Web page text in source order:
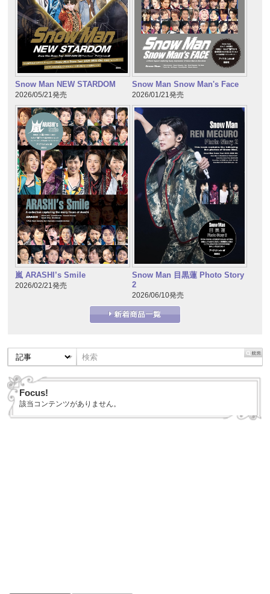
Snow Man NEW STARDOM
2026/05/21発売
Snow Man Snow Man's Face
2026/01/21発売
嵐 ARASHI’s Smile
2026/02/21発売
Snow Man 目黒蓮 Photo Story
2
2026/06/10発売
Focus!
該当コンテンツがありません。